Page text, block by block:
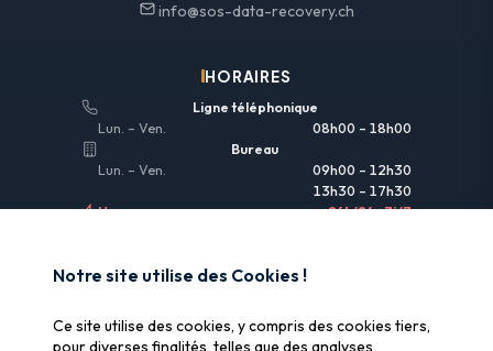
info@sos-data-recovery.ch
HORAIRES
Ligne téléphonique
Lun. – Ven.
08h00 – 18h00
Bureau
Lun. – Ven.
09h00 – 12h30
13h30 – 17h30
Urgences
24h/24 • 7j/7
LIENS UTILES
Assurance & remboursement
Notre site utilise des Cookies !
Ce site utilise des cookies, y compris des cookies tiers,
pour diverses finalités, telles que des analyses